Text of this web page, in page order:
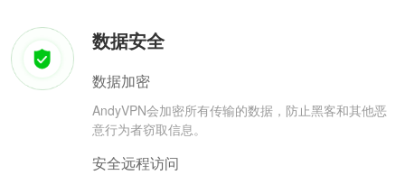
数据安全
数据加密
AndyVPN会加密所有传输的数据，防止黑客和其他恶
意行为者窃取信息。
安全远程访问